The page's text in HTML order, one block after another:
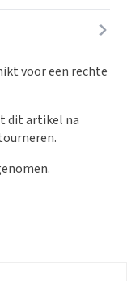
voor een rechte
dit artikel na